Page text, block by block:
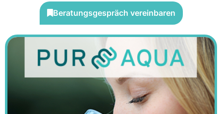
Beratungsgespräch vereinbaren